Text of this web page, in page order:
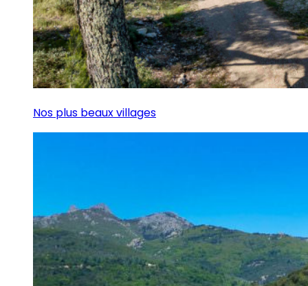
Nos plus beaux villages